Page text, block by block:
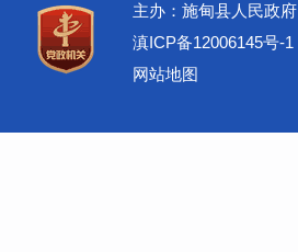
主办：施甸县人民政府
滇ICP备12006145号-1
网站地图